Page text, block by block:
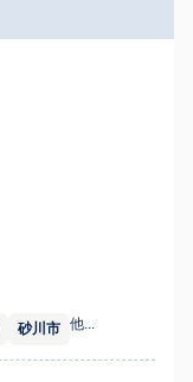
砂川市 他...